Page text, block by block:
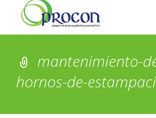
mantenimiento-
hornos-de-